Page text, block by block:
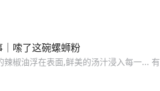
嗦了这碗螺蛳粉
辣椒油浮在表面,鲜美的汤汁浸入每一...